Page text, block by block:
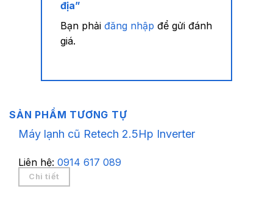
địa”
Bạn phải đăng nhập để gửi đánh
giá.
SẢN PHẨM TƯƠNG TỰ
Máy lạnh cũ Retech 2.5Hp Inverter
Liên hệ: 0914 617 089
Chi tiết